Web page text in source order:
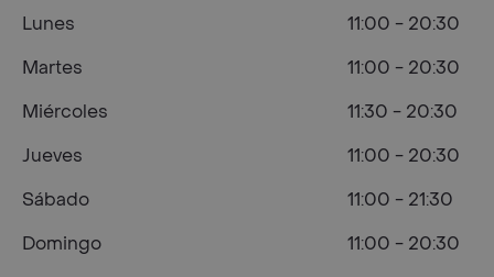
Lunes
11:00 - 20:30
Martes
11:00 - 20:30
Miércoles
11:30 - 20:30
Jueves
11:00 - 20:30
Sábado
11:00 - 21:30
Domingo
11:00 - 20:30